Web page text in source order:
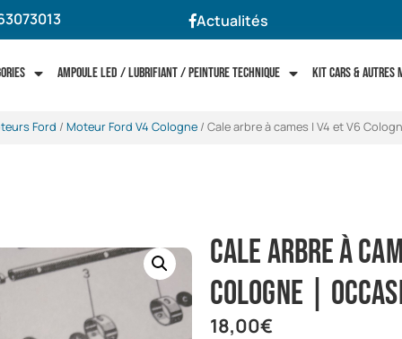
Actualités
Ampoule LED / Lubrifiant / Peinture technique Kit cars & autres
Ford / Moteur Ford V4 Cologne/ Cale arbre à cames | V4 et V6
Cale arbre à
Cologne |
18,00€